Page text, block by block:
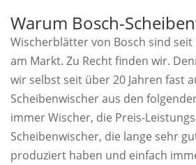
Warum Bosch-
Wischerblätter von Bosch sind
am Markt. Zu Recht finden wir.
wir selbst seit über 20 Jahren fast
Scheibenwischer aus den
immer Wischer, die Preis-
Scheibenwischer, die lange sehr
produziert haben und einfach